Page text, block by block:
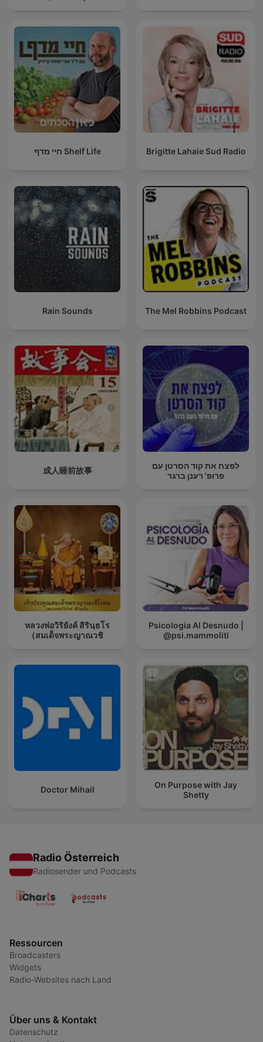
חיי מדף Shelf Life Brigitte Lahaie Sud Radio
Rain Sounds The Mel Robbins Podcast
成人睡前故事
לפצח את קוד הסרטן עם
פרופ' רענן ברגר
หลวงพ่อวิริยังค์ สิรินฺธโร
(สมเด็จพระญาณวชิ
Psicologia Al Desnudo |
@psi.mammoliti
Doctor Mihail
On Purpose with Jay
Shetty
Radio Österreich
Radiosender und Podcasts
Ressourcen
Broadcasters
Widgets
Radio-Websites nach Land
Über uns & Kontakt
Datenschutz